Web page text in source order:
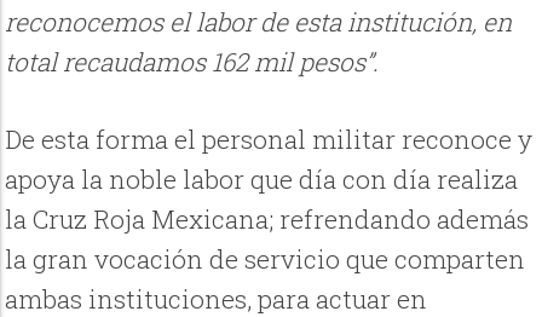
reconocemos el labor de esta institución, en
total recaudamos 162 mil pesos”.
De esta forma el personal militar reconoce y
apoya la noble labor que día con día realiza
la Cruz Roja Mexicana; refrendando además
la gran vocación de servicio que comparten
ambas instituciones, para actuar en